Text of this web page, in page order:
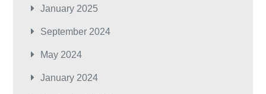
January 2025
September 2024
May 2024
January 2024